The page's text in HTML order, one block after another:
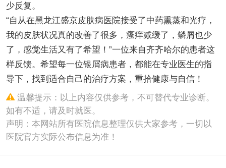
少反复。
“自从在黑龙江盛京皮肤病医院接受了中药熏蒸和光疗，
我的皮肤状况真的改善了很多，瘙痒减缓了，鳞屑也少
了，感觉生活又有了希望！”一位来自齐齐哈尔的患者这
样反馈。希望每一位银屑病患者，都能在专业医生的指
导下，找到适合自己的治疗方案，重拾健康与自信！
温馨提示：以上内容仅供参考，不可替代专业诊断。
如有不适，请及时就医。
声明：本网站所有医院信息整理仅供大家参考，一切以
医院官方实际公布信息为准！